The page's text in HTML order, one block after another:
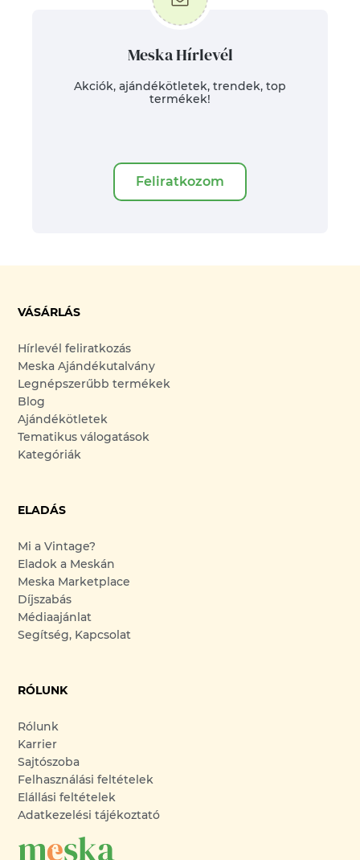
Meska Hírlevél
Akciók, ajándékötletek, trendek, top
termékek!
Feliratkozom
VÁSÁRLÁS
Hírlevél feliratkozás
Meska Ajándékutalvány
Legnépszerűbb termékek
Blog
Ajándékötletek
Tematikus válogatások
Kategóriák
ELADÁS
Mi a Vintage?
Eladok a Meskán
Meska Marketplace
Díjszabás
Médiaajánlat
Segítség, Kapcsolat
RÓLUNK
Rólunk
Karrier
Sajtószoba
Felhasználási feltételek
Elállási feltételek
Adatkezelési tájékoztató